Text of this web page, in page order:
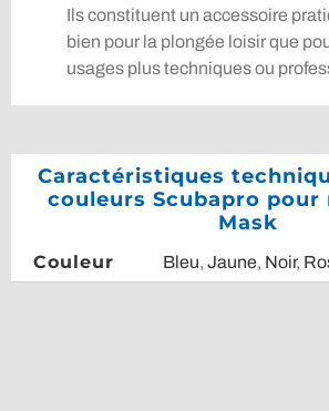
Ils constituent un accessoire
bien pour la plongée loisir que
usages plus techniques ou
Caractéristiques
couleurs Scubapro pour
Mask
Couleur Bleu, Jaune, Noir,